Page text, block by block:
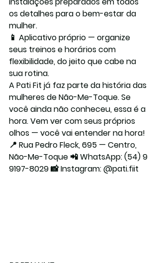
os detalhes para o bem-estar da
mulher.
📱 Aplicativo próprio — organize
seus treinos e horários com
flexibilidade, do jeito que cabe na
sua rotina.
A Pati Fit já faz parte da história das
mulheres de Não-Me-Toque. Se
você ainda não conheceu, essa é a
hora. Vem ver com seus próprios
olhos — você vai entender na hora!
📍 Rua Pedro Fleck, 695 — Centro,
Não-Me-Toque 📲 WhatsApp: (54) 9
9197-8029 📸 Instagram: @pati.fiit